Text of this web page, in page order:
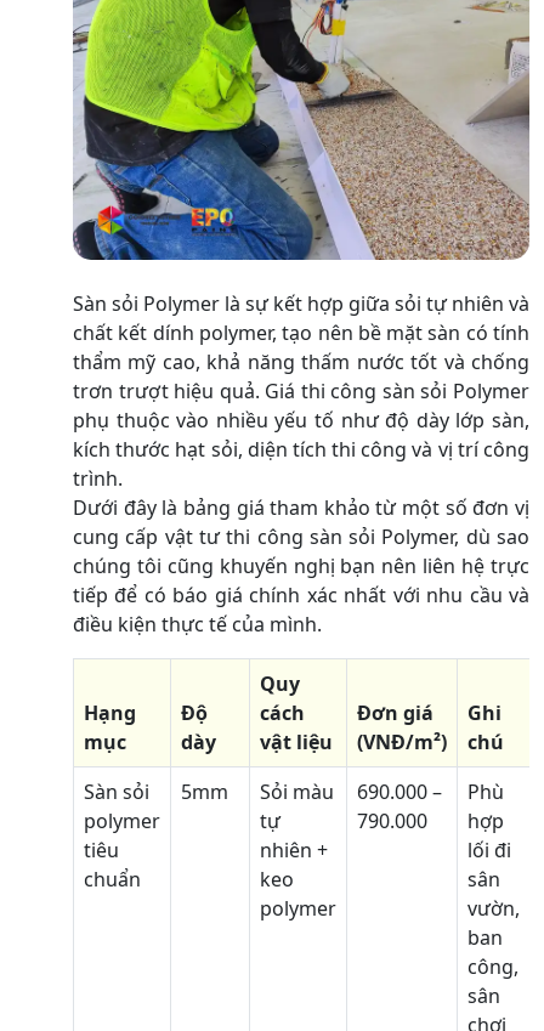
​Sàn sỏi Polymer là sự kết hợp giữa sỏi tự nhiên và
chất kết dính polymer, tạo nên bề mặt sàn có tính
thẩm mỹ cao, khả năng thấm nước tốt và chống
trơn trượt hiệu quả. Giá thi công sàn sỏi Polymer
phụ thuộc vào nhiều yếu tố như độ dày lớp sàn,
kích thước hạt sỏi, diện tích thi công và vị trí công
trình.​
Dưới đây là bảng giá tham khảo từ một số đơn vị
cung cấp vật tư thi công sàn sỏi Polymer, dù sao
chúng tôi cũng khuyến nghị bạn nên liên hệ trực
tiếp để có báo giá chính xác nhất với nhu cầu và
điều kiện thực tế của mình.
Hạng
mục
Độ
dày
Quy
cách
vật liệu
Đơn giá
(VNĐ/m²)
Ghi
chú
Sàn sỏi
polymer
tiêu
chuẩn
5mm
Sỏi màu
tự
nhiên +
keo
polymer
690.000 –
790.000
Phù
hợp
lối đi
sân
vườn,
ban
công,
sân
chơi